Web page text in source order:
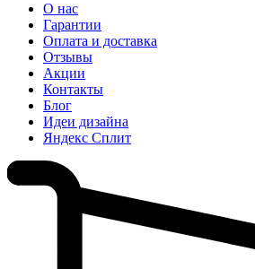
О нас
Гарантии
Оплата и доставка
Отзывы
Акции
Контакты
Блог
Идеи дизайна
Яндекс Сплит